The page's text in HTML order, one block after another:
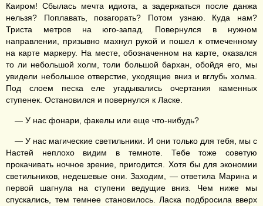
Каиром! Сбылась мечта идиота, а задержаться после данжа
нельзя? Поплавать, позагорать? Потом узнаю. Куда нам?
Триста метров на юго-запад. Повернулся в нужном
направлении, призывно махнул рукой и пошел к отмеченному
на карте маркеру. На месте, обозначенном на карте, оказался
то ли небольшой холм, толи большой бархан, обойдя его, мы
увидели небольшое отверстие, уходящие вниз и вглубь холма.
Под слоем песка еле угадывались очертания каменных
ступенек. Остановился и повернулся к Ласке.
— У нас фонари, факелы или еще что-нибудь?
— У нас магические светильники. И они только для тебя, мы с
Настей неплохо видим в темноте. Тебе тоже советую
прокачивать ночное зрение, пригодится. Хотя бы для экономии
светильников, недешевые они. Заходим, — ответила Марина и
первой шагнула на ступени ведущие вниз. Чем ниже мы
спускались, тем темнее становилось. Ласка подбросила вверх